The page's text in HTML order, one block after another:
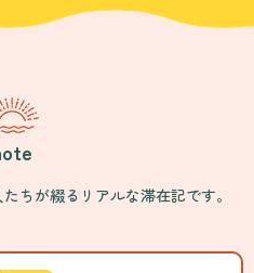
ちが綴るリアルな滞在記です。